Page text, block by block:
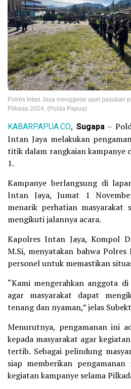
Polres Intan Jaya menggelar apel pasukan
Pilkada 2024. (Polda Papua)
KABARPAPUA.CO, Sugapa–
Intan Jaya melakukan
titik dalam rangkaian kampanye
1.
Kampanye berlangsung di
Intan Jaya, Jumat 1
menarik perhatian masyarakat
mengikuti jalannya acara.
Kapolres Intan Jaya, Kompol
M.Si, menyatakan bahwa
personel untuk memastikan
“Kami mengerahkan anggota
agar masyarakat dapat
tenang dan nyaman,” jelas
Menurutnya, pengamanan ini
kepada masyarakat agar
tertib. Sebagai pelindung
siap memberikan
kegiatan kampanye selama